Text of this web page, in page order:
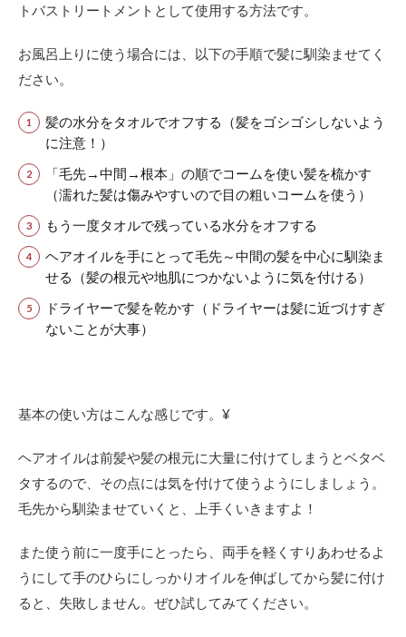
消！
ルの
使い
付け
方に
関す
るQ
＆A
Q：
ヘア
オイ
ルを
使う
頻度
はど
ト？
2.2
ヘア
オイ
にも
付け
が良
トバストリートメントとして使用する方法です。
お風呂上りに使う場合には、以下の手順で髪に馴染ませてく
ださい。
髪の水分をタオルでオフする（髪をゴシゴシしないよう
に注意！）
「毛先→中間→根本」の順でコームを使い髪を梳かす
（濡れた髪は傷みやすいので目の粗いコームを使う）
もう一度タオルで残っている水分をオフする
ヘアオイルを手にとって毛先～中間の髪を中心に馴染ま
せる（髪の根元や地肌につかないように気を付ける）
ドライヤーで髪を乾かす（ドライヤーは髪に近づけすぎ
ないことが大事）
基本の使い方はこんな感じです。¥
ヘアオイルは前髪や髪の根元に大量に付けてしまうとベタベ
タするので、その点には気を付けて使うようにしましょう。
毛先から馴染ませていくと、上手くいきますよ！
また使う前に一度手にとったら、両手を軽くすりあわせるよ
うにして手のひらにしっかりオイルを伸ばしてから髪に付け
ると、失敗しません。ぜひ試してみてください。